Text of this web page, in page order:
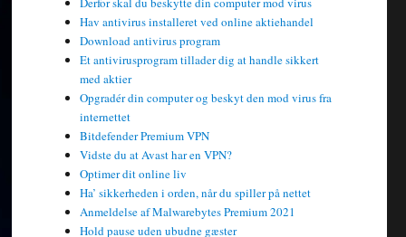
Hav antivirus installeret ved online aktiehandel
Download antivirus program
Et antivirusprogram tillader dig at handle sikkert
med aktier
Opgradér din computer og beskyt den mod virus fra
internettet
Bitdefender Premium VPN
Vidste du at Avast har en VPN?
Optimer dit online liv
Ha’ sikkerheden i orden, når du spiller på nettet
Anmeldelse af Malwarebytes Premium 2021
Hold pause uden ubudne gæster